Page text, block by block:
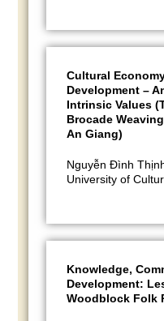
Cultural
Development –
Intrinsic Values
Brocade
An Giang)
Nguyễn Đình
University of
Knowledge,
Development:
Woodblock Folk